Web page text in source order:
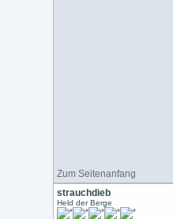
Zum Seitenanfang
strauchdieb
Held der Berge